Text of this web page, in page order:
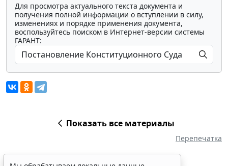
Для просмотра актуального текста документа и
получения полной информации о вступлении в силу,
изменениях и порядке применения документа,
воспользуйтесь поиском в Интернет-версии системы
ГАРАНТ:
Показать все материалы
Перепечатка